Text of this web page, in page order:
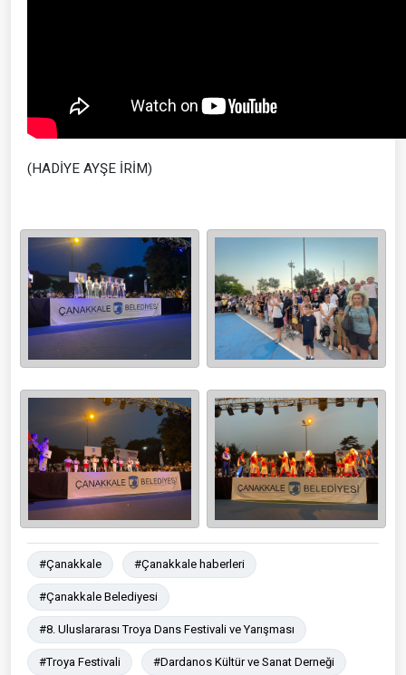
(HADİYE AYŞE İRİM)
#Çanakkale #Çanakkale haberleri
#Çanakkale Belediyesi
#8. Uluslararası Troya Dans Festivali ve Yarışması
#Troya Festivali #Dardanos Kültür ve Sanat Derneği